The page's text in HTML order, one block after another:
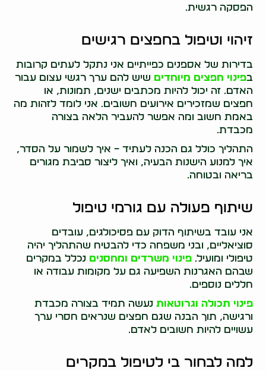
הפסקה רגשית.
זיהוי וטיפול בחפצים רגישים
בדירות של אספנים כפייתיים אני נתקל לעתים קרובות
בפינוי חפצים מיוחדים שיש להם ערך רגשי עצום עבור
האדם. זה יכול להיות מכתבים ישנים, תמונות, או
חפצים שמזכירים אירועים חשובים. אני לומד לזהות מה
באמת חשוב ומה אפשר להעביר הלאה בצורה
מכבדת.
התהליך כולל גם הכנה לעתיד – איך לשמור על הסדר,
איך למנוע הישנות הבעיה, ואיך ליצור סביבת מגורים
בריאה ובטוחה.
שיתוף פעולה עם גורמי טיפול
אני עובד בשיתוף הדוק עם פסיכולגים, עובדים
סוציאליים, ובני משפחה כדי להבטיח שהתהליך יהיה
טיפולי ומועיל.פינוי משרדים ומחסנים נכלל במקרים
שבהם האגרנות השפיעה גם על מקומות עבודה או
חללים נוספים.
פינוי תכולה וגרוטאות נעשה תמיד בצורה מכבדת
ורגישה, תוך הבנה שגם חפצים שנראים חסרי ערך
עשויים להיות חשובים לאדם.
למה לבחור בי לטיפול במקרים